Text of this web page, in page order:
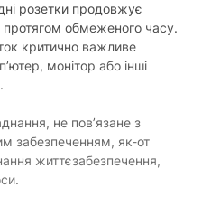
розетки продовжує
обмеженого часу.
критично важливе
монітор або інші
не пов’язане з
забезпеченням, як-от
життєзабезпечення,